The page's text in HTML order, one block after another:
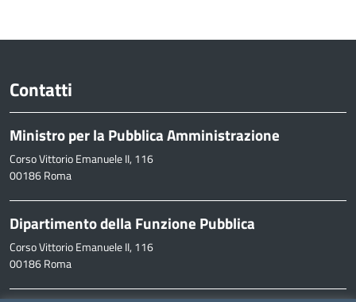
Contatti
Ministro per la Pubblica Amministrazione
Corso Vittorio Emanuele II, 116
00186 Roma
Dipartimento della Funzione Pubblica
Corso Vittorio Emanuele II, 116
00186 Roma